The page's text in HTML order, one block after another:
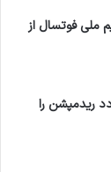
ملی فوتسال از
ریدمپشن را